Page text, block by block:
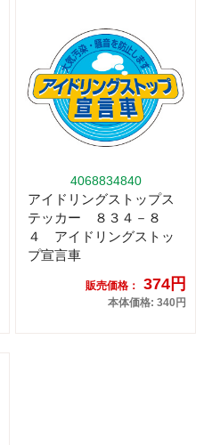
4068834840
アイドリングストップス
テッカー ８３４－８
４ アイドリングストッ
プ宣言車
販売価格： 374円
本体価格: 340円